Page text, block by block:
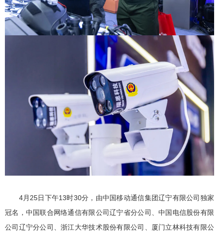
4月25日下午13时30分，由中国移动通信集团辽宁有限公司独家
冠名，中国联合网络通信有限公司辽宁省分公司、中国电信股份有限
公司辽宁分公司、浙江大华技术股份有限公司、厦门立林科技有限公